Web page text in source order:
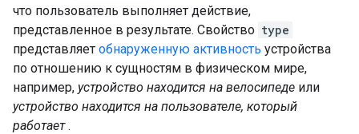
что пользователь выполняет действие,
представленное в результате. Свойство type
представляет обнаруженную активность устройства
по отношению к сущностям в физическом мире,
например, устройство находится на велосипеде или
устройство находится на пользователе, который
работает.